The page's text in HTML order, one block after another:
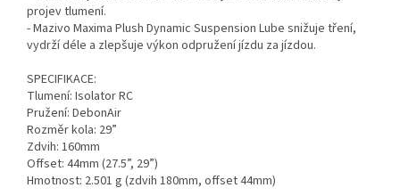
projev tlumení.
- Mazivo Maxima Plush Dynamic Suspension Lube snižuje tření,
vydrží déle a zlepšuje výkon odpružení jízdu za jízdou.
SPECIFIKACE:
Tlumení: Isolator RC
Pružení: DebonAir
Rozměr kola: 29”
Zdvih: 160mm
Offset: 44mm (27.5”, 29”)
Hmotnost: 2.501 g (zdvih 180mm, offset 44mm)